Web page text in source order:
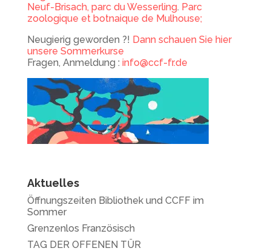
Neuf-Brisach, parc du Wesserling. Parc
zoologique et botnaique de Mulhouse;
Neugierig geworden ?! Dann schauen Sie hier
unsere Sommerkurse
Fragen, Anmeldung : info@ccf-fr.de
Aktuelles
Öffnungszeiten Bibliothek und CCFF im
Sommer
Grenzenlos Französisch
TAG DER OFFENEN TÜR